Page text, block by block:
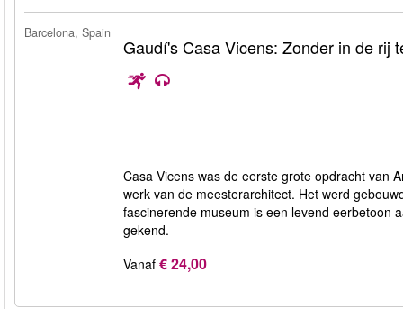
Barcelona, Spain
Gaudí's Casa Vicens: Zonder in de rij
Casa Vicens was de eerste grote opdracht van
werk van de meesterarchitect. Het werd
fascinerende museum is een levend eerbetoon
gekend.
Vanaf € 24,00